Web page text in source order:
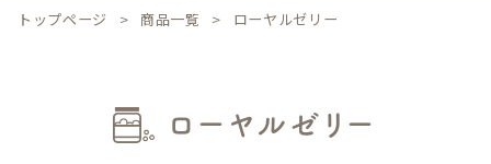
トップページ 商品一覧 ローヤルゼリー
ローヤルゼリー